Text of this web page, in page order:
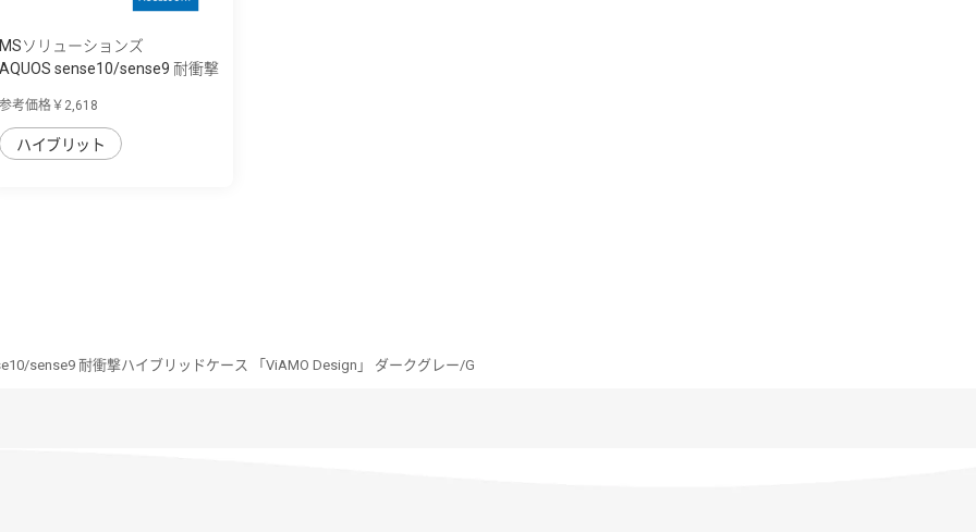
MSソリューションズ
AQUOS sense10/sense9 耐衝撃
参考価格￥2,618
ハイブリット
sense9 耐衝撃ハイブリッドケース 「ViAMO Design」 ダークグレー/G